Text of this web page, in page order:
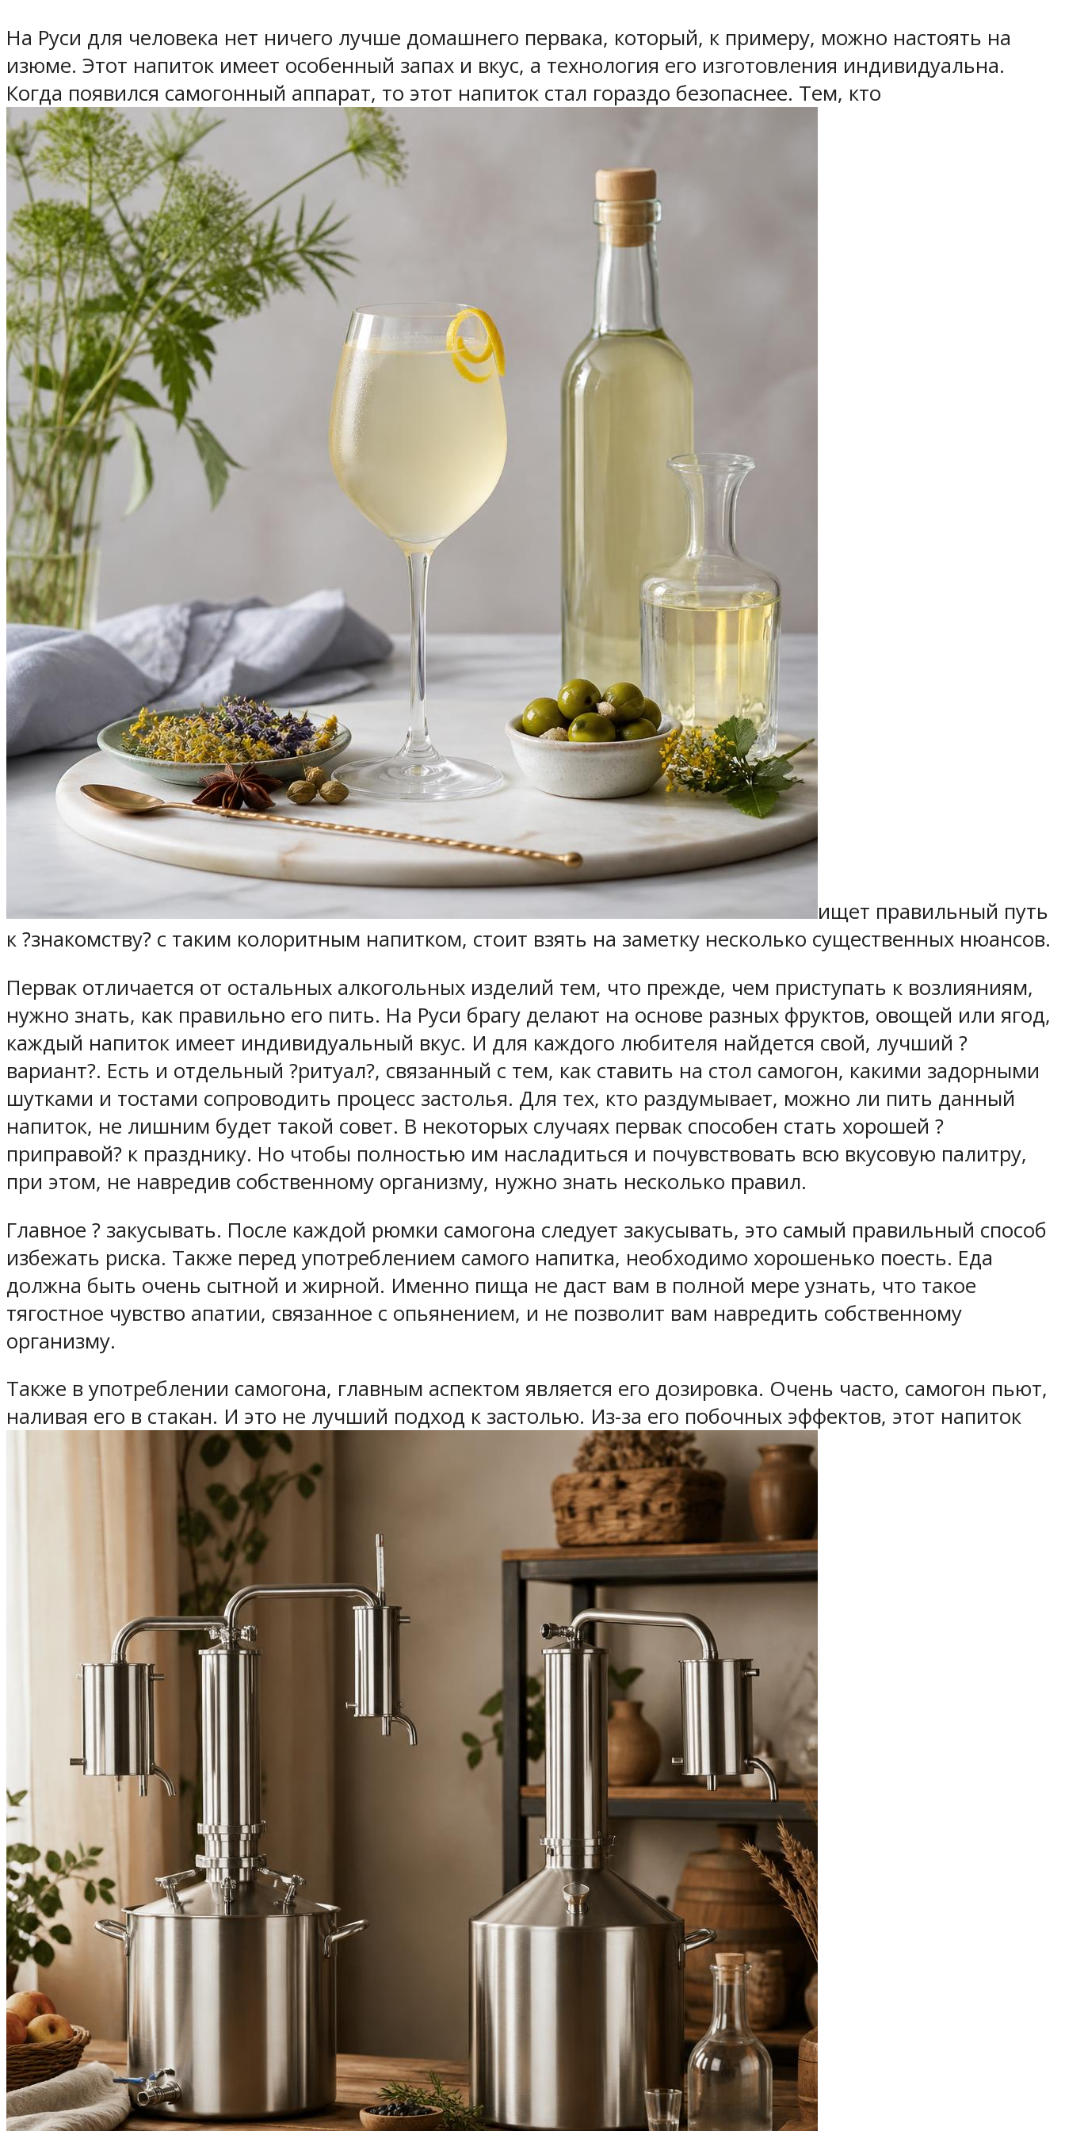
На Руси для человека нет ничего лучше домашнего первака, который, к примеру, можно настоять на
изюме. Этот напиток имеет особенный запах и вкус, а технология его изготовления индивидуальна.
Когда появился самогонный аппарат, то этот напиток стал гораздо безопаснее. Тем, кто
ищет правильный путь
к ?знакомству? с таким колоритным напитком, стоит взять на заметку несколько существенных нюансов.
Первак отличается от остальных алкогольных изделий тем, что прежде, чем приступать к возлияниям,
нужно знать, как правильно его пить. На Руси брагу делают на основе разных фруктов, овощей или ягод,
каждый напиток имеет индивидуальный вкус. И для каждого любителя найдется свой, лучший ?
вариант?. Есть и отдельный ?ритуал?, связанный с тем, как ставить на стол самогон, какими задорными
шутками и тостами сопроводить процесс застолья. Для тех, кто раздумывает, можно ли пить данный
напиток, не лишним будет такой совет. В некоторых случаях первак способен стать хорошей ?
приправой? к празднику. Но чтобы полностью им насладиться и почувствовать всю вкусовую палитру,
при этом, не навредив собственному организму, нужно знать несколько правил.
Главное ? закусывать. После каждой рюмки самогона следует закусывать, это самый правильный способ
избежать риска. Также перед употреблением самого напитка, необходимо хорошенько поесть. Еда
должна быть очень сытной и жирной. Именно пища не даст вам в полной мере узнать, что такое
тягостное чувство апатии, связанное с опьянением, и не позволит вам навредить собственному
организму.
Также в употреблении самогона, главным аспектом является его дозировка. Очень часто, самогон пьют,
наливая его в стакан. И это не лучший подход к застолью. Из-за его побочных эффектов, этот напиток